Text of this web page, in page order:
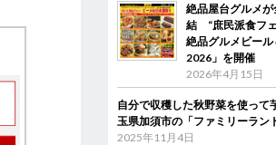
絶品屋台グルメ
結 “庶民派食フ
絶品グルメビール
2026」を開催
2026年4月15日
自分で収穫した秋野菜を使っ
玉県加須市の「ファミリーラン
2025年11月4日